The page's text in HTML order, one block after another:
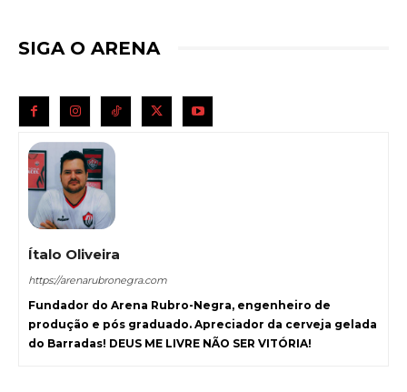
SIGA O ARENA
Ítalo Oliveira
https://arenarubronegra.com
Fundador do Arena Rubro-Negra, engenheiro de
produção e pós graduado. Apreciador da cerveja gelada
do Barradas! DEUS ME LIVRE NÃO SER VITÓRIA!